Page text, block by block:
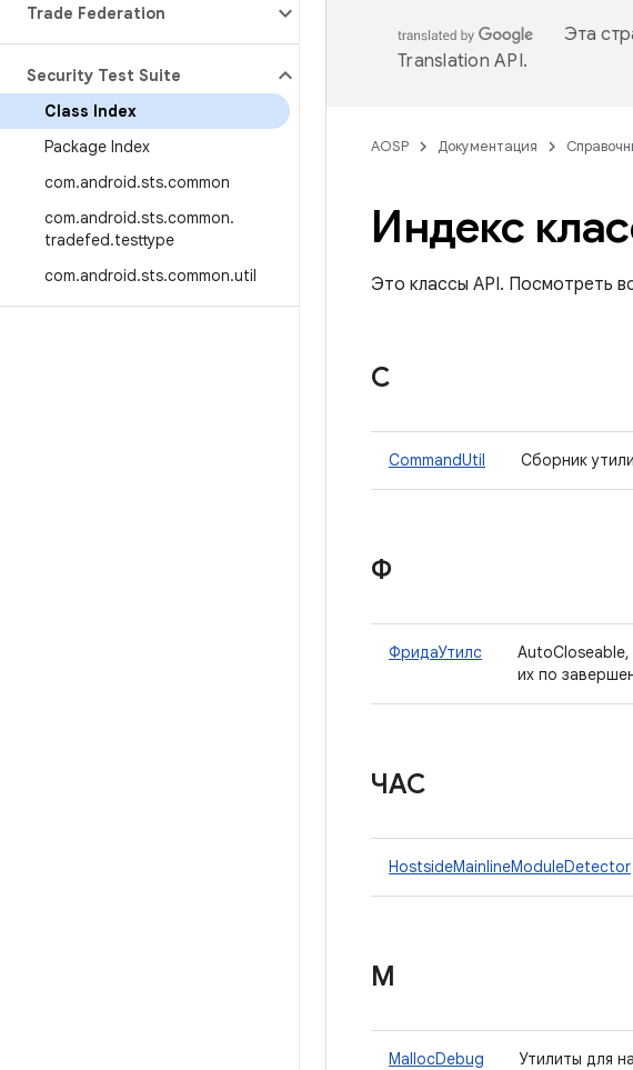
Trade Federation
Security Test Suite
Class Index
Package Index
com.android.sts.common
com.android.sts.common.
tradefed.testtype
com.android.sts.common.util
Эта
Translation API.
AOSP Документация
Индекс
Это классы API. Посмотреть
С
CommandUtil Сборник
Ф
ФридаУтилс
их по
ЧАС
HostsideMainlineModuleDetector
М
MallocDebug
Утилиты для